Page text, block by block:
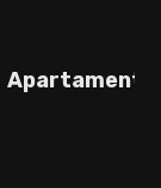
Apartamente